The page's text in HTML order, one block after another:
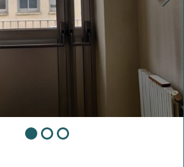
Ajouter les matériaux intéressants à "
liste
Transmettre sa liste de manifestation
Exporter sa liste et ses fiches produits